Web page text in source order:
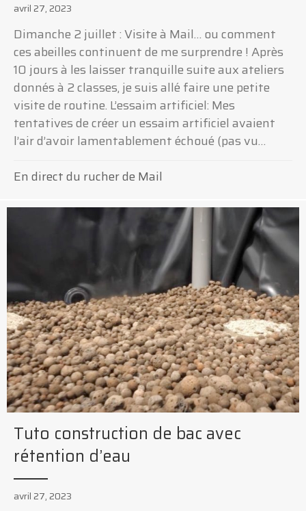
avril 27, 2023
Dimanche 2 juillet : Visite à Mail… ou comment
ces abeilles continuent de me surprendre ! Après
10 jours à les laisser tranquille suite aux ateliers
donnés à 2 classes, je suis allé faire une petite
visite de routine. L’essaim artificiel: Mes
tentatives de créer un essaim artificiel avaient
l’air d’avoir lamentablement échoué (pas vu…
En direct du rucher de Mail
Tuto construction de bac avec
rétention d’eau
avril 27, 2023